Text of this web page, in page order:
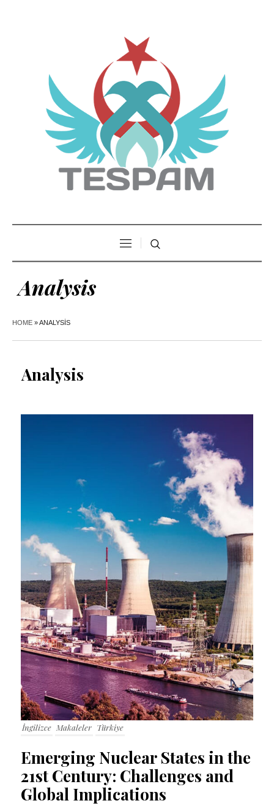
Analysis
HOME »ANALYSIS
Analysis
İngilizce Makaleler Türkiye
Emerging Nuclear States in the
21st Century: Challenges and
Global Implications